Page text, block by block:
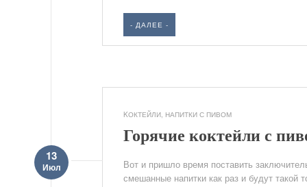
- ДАЛЕЕ -
KОКТЕЙЛИ, НАПИТКИ С ПИВОМ
Горячие коктейли с
13
Июл
Вот и пришло время поставить
смешанные напитки как раз и будут